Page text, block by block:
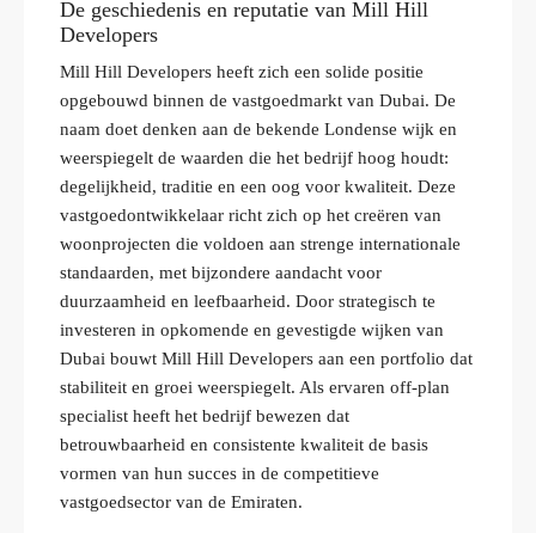
De geschiedenis en reputatie van Mill Hill
Developers
Mill Hill Developers heeft zich een solide positie
opgebouwd binnen de vastgoedmarkt van Dubai. De
naam doet denken aan de bekende Londense wijk en
weerspiegelt de waarden die het bedrijf hoog houdt:
degelijkheid, traditie en een oog voor kwaliteit. Deze
vastgoedontwikkelaar richt zich op het creëren van
woonprojecten die voldoen aan strenge internationale
standaarden, met bijzondere aandacht voor
duurzaamheid en leefbaarheid. Door strategisch te
investeren in opkomende en gevestigde wijken van
Dubai bouwt Mill Hill Developers aan een portfolio dat
stabiliteit en groei weerspiegelt. Als ervaren off-plan
specialist heeft het bedrijf bewezen dat
betrouwbaarheid en consistente kwaliteit de basis
vormen van hun succes in de competitieve
vastgoedsector van de Emiraten.